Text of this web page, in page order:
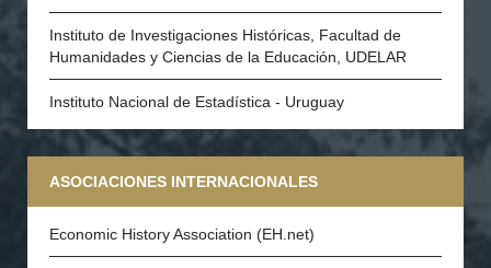
Instituto de Investigaciones Históricas, Facultad de
Humanidades y Ciencias de la Educación, UDELAR
Instituto Nacional de Estadística - Uruguay
ASOCIACIONES INTERNACIONALES
Economic History Association (EH.net)